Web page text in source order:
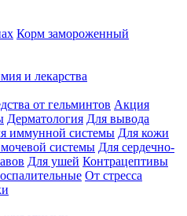
Корм замороженный
и лекарства
от гельминтов Акция
Дерматология Для вывода
иммунной системы Для кожи
системы Для сердечно-
Для ушей Контрацептивы
От стресса